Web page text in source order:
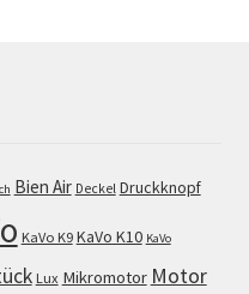
Bien Air Deckel Druckknopf
KaVo K9 KaVo K10 KaVo
Lux Mikromotor Motor